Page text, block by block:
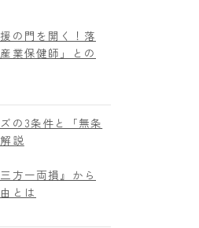
の門を開く！落
業保健師」との
の3条件と「無条
説
方一両損』から
とは